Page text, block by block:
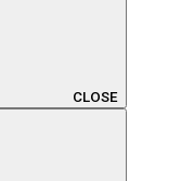
CLOSE